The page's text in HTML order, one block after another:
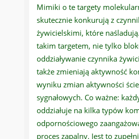
Mimiki o te targety
skutecznie konkurują z
żywicielskimi, które
takim targetem, nie tylko
oddziaływanie czynnika
także zmieniają aktywność
wyniku zmian aktywności
sygnałowych. Co ważne:
oddziałuje na kilka typów
odpornościowego
proces zapalny. Jest to